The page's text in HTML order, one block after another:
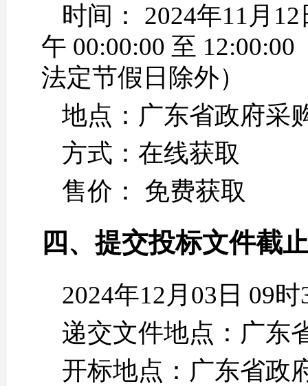
时间： 2024年11月
午 00:00:00 至
法定节假日除外）
地点：广东省政府采
方式：在线获取
售价： 免费获取
四、提交投标文件截
2024年12月03日 09
递交文件地点：广东
开标地点：广东省政